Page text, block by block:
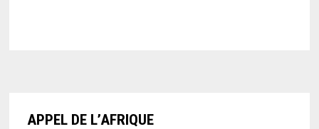
APPEL DE L’AFRIQUE